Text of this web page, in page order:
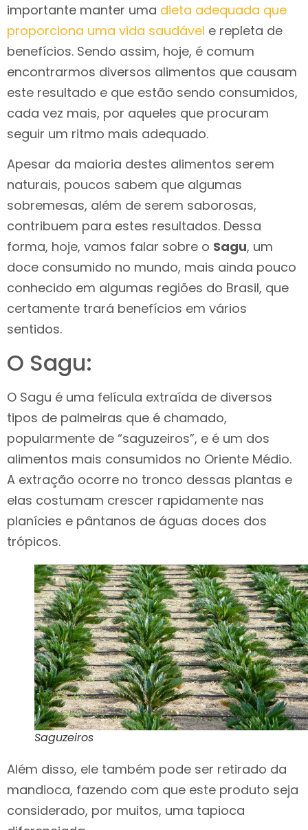
importante manter uma dieta adequada que
proporciona uma vida saudável e repleta de
benefícios. Sendo assim, hoje, é comum
encontrarmos diversos alimentos que causam
este resultado e que estão sendo consumidos,
cada vez mais, por aqueles que procuram
seguir um ritmo mais adequado.
Apesar da maioria destes alimentos serem
naturais, poucos sabem que algumas
sobremesas, além de serem saborosas,
contribuem para estes resultados. Dessa
forma, hoje, vamos falar sobre o Sagu, um
doce consumido no mundo, mais ainda pouco
conhecido em algumas regiões do Brasil, que
certamente trará benefícios em vários
sentidos.
O Sagu:
O Sagu é uma felícula extraída de diversos
tipos de palmeiras que é chamado,
popularmente de “saguzeiros”, e é um dos
alimentos mais consumidos no Oriente Médio.
A extração ocorre no tronco dessas plantas e
elas costumam crescer rapidamente nas
planícies e pântanos de águas doces dos
trópicos.
Saguzeiros
Além disso, ele também pode ser retirado da
mandioca, fazendo com que este produto seja
considerado, por muitos, uma tapioca